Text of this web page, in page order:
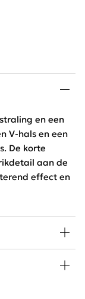
en een
V-hals en een
De korte
aan de
effect en
bij